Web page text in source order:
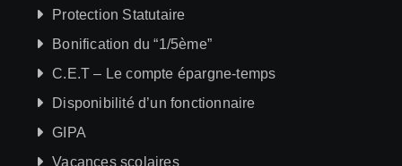
Protection Statutaire
Bonification du “1/5ème”
C.E.T – Le compte épargne-temps
Disponibilité d’un fonctionnaire
GIPA
Vacances scolaires